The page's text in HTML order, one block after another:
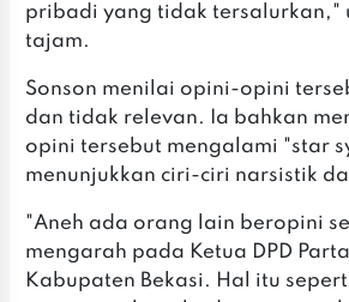
pribadi yang tidak tersalurkan,"
tajam.
Sonson menilai opini-opini
dan tidak relevan. Ia bahkan
opini tersebut mengalami "star
menunjukkan ciri-ciri narsistik
"Aneh ada orang lain beropini
mengarah pada Ketua DPD
Kabupaten Bekasi. Hal itu